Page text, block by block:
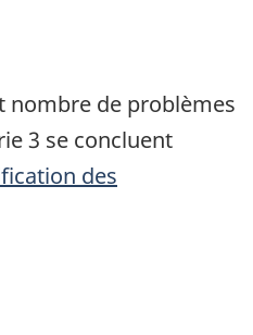
nombre de problèmes
3 se concluent
des